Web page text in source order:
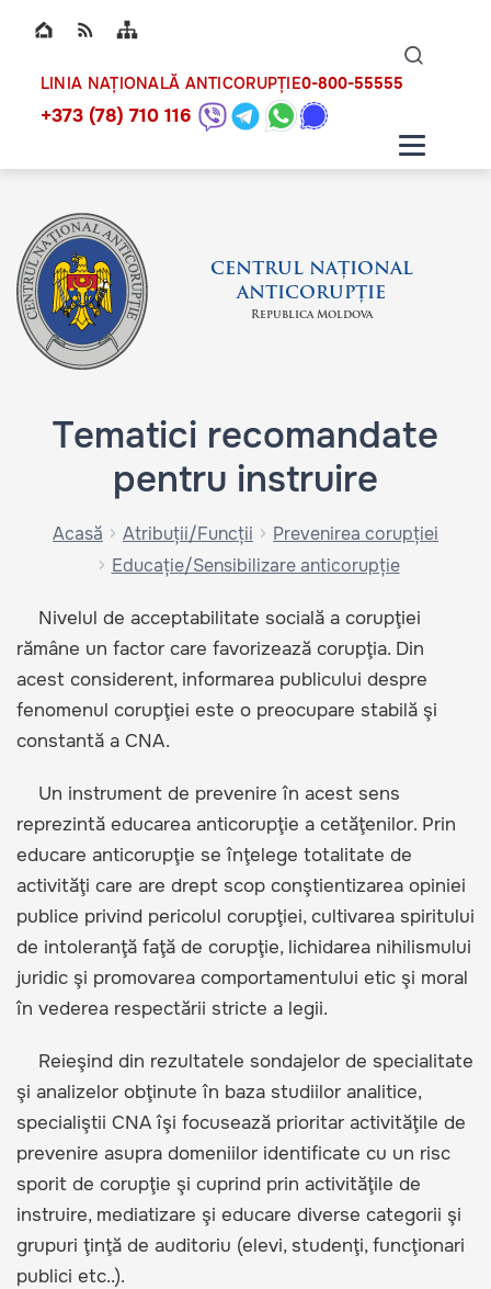
Top bar navigation
LINIA NAȚIONALĂ ANTICORUPȚIE0-800-55555
+373 (78) 710 116
CENTRUL NAȚIONAL
ANTICORUPȚIE
Republica Moldova
Tematici recomandate
pentru instruire
Acasă Atribuții/Funcții
Prevenirea corupției
Educație/Sensibilizare anticorupție
Nivelul de acceptabilitate socială a corupţiei
rămâne un factor care favorizează corupţia. Din
acest considerent, informarea publicului despre
fenomenul corupţiei este o preocupare stabilă şi
constantă a CNA.
Un instrument de prevenire în acest sens
reprezintă educarea anticorupţie a cetăţenilor. Prin
educare anticorupţie se înţelege totalitate de
activităţi care are drept scop conştientizarea opiniei
publice privind pericolul corupţiei, cultivarea spiritului
de intoleranţă faţă de corupţie, lichidarea nihilismului
juridic şi promovarea comportamentului etic şi moral
în vederea respectării stricte a legii.
Reieşind din rezultatele sondajelor de specialitate
şi analizelor obţinute în baza studiilor analitice,
specialiştii CNA îşi focusează prioritar activităţile de
prevenire asupra domeniilor identificate cu un risc
sporit de corupţie şi cuprind prin activităţile de
instruire, mediatizare şi educare diverse categorii şi
grupuri ţinţă de auditoriu (elevi, studenţi, funcţionari
publici etc..).